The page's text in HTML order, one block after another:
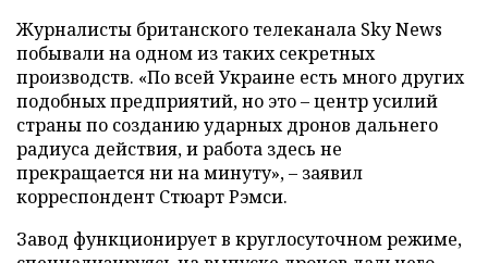
Журналисты британского телеканала Sky News
побывали на одном из таких секретных
производств. «По всей Украине есть много других
подобных предприятий, но это – центр усилий
страны по созданию ударных дронов дальнего
радиуса действия, и работа здесь не
прекращается ни на минуту», – заявил
корреспондент Стюарт Рэмси.
Завод функционирует в круглосуточном режиме,